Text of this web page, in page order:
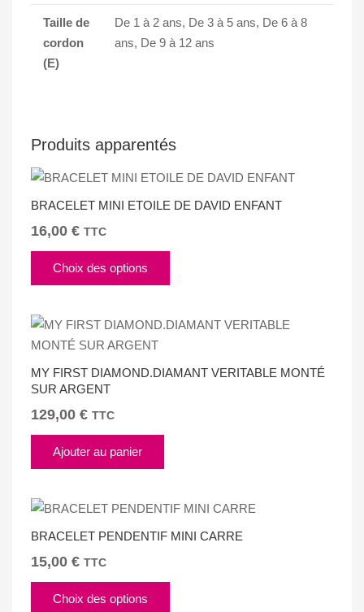
Taille de
cordon
(E)
De 1 à 2 ans, De 3 à 5 ans, De 6 à 8
ans, De 9 à 12 ans
Produits apparentés
BRACELET MINI ETOILE DE DAVID ENFANT
16,00 € TTC
Choix des options
variations.
options
du
produit
MY FIRST DIAMOND.DIAMANT VERITABLE MONTÉ
SUR ARGENT
129,00 € TTC
Ajouter au panier
BRACELET PENDENTIF MINI CARRE
15,00 € TTC
Choix des options